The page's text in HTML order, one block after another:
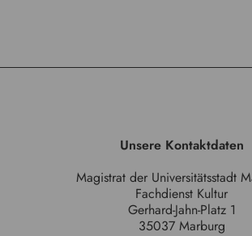
Unsere Kontaktdaten
Magistrat der Universitätsstadt
Fachdienst Kultur
Gerhard-Jahn-Platz 1
35037 Marburg